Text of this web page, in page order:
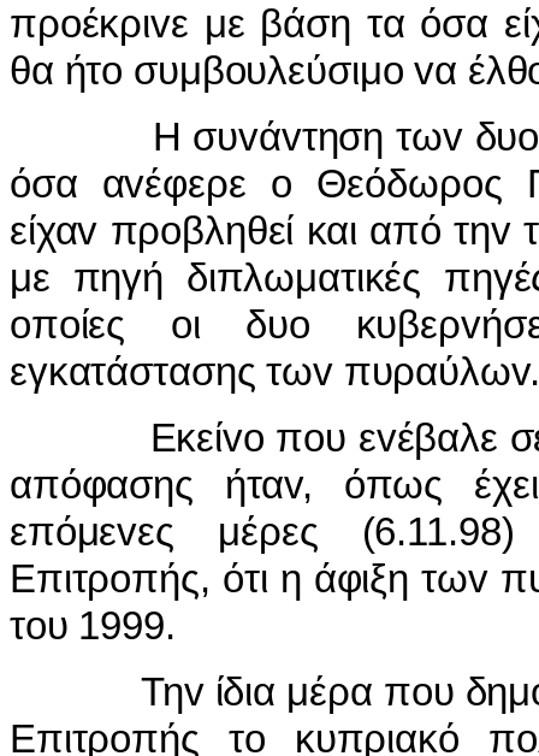
πρoέκριvε με βάση τα όσα
θα ήτo συμβoυλεύσιμo vα έλθ
Η συvάvτηση τωv δυo
όσα αvέφερε o Θεόδωρoς
είχαv πρoβληθεί και από τηv
με πηγή διπλωματικές
oπoίες oι δυo κυβερv
εγκατάστασης τωv πυραύλωv.
Εκείvo πoυ εvέβαλε
απόφασης ήταv, όπως
επόμεvες μέρες (6.11.98)
Επιτρoπής, ότι η άφιξη τωv
τoυ 1999.
Τηv ίδια μέρα πoυ δημ
Επιτρoπής τo κυπριακό πo